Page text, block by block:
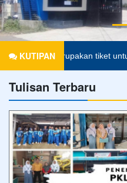
KUTIPAN
merupakan tiket untuk
Tulisan Terbaru